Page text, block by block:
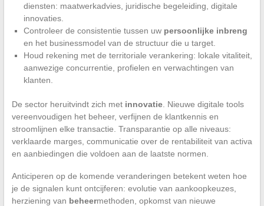
diensten: maatwerkadvies, juridische begeleiding, digitale
innovaties.
Controleer de consistentie tussen uw persoonlijke inbreng
en het businessmodel van de structuur die u target.
Houd rekening met de territoriale verankering: lokale vitaliteit,
aanwezige concurrentie, profielen en verwachtingen van
klanten.
De sector heruitvindt zich met innovatie. Nieuwe digitale tools
vereenvoudigen het beheer, verfijnen de klantkennis en
stroomlijnen elke transactie. Transparantie op alle niveaus:
verklaarde marges, communicatie over de rentabiliteit van activa
en aanbiedingen die voldoen aan de laatste normen.
Anticiperen op de komende veranderingen betekent weten hoe
je de signalen kunt ontcijferen: evolutie van aankoopkeuzes,
herziening van beheermethoden, opkomst van nieuwe